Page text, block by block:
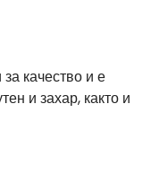
качество и е
и захар, както и